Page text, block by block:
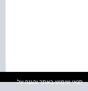
תנאי שימוש באתר והגנה על